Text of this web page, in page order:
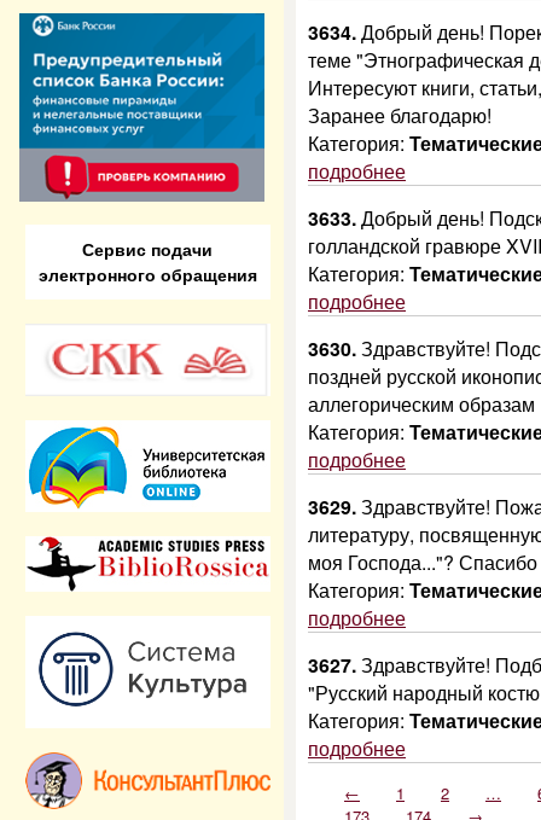
Сервис подачи
электронного обращения
3634.Добрый день!
теме "Этнографическая
Интересуют книги,
Заранее благодарю!
Категория:
подробнее
3633.Добрый день!
голландской гравюре
Категория:
подробнее
3630.Здравствуйте!
поздней русской
аллегорическим
Категория:
подробнее
3629.Здравствуйте!
литературу,
моя Господа..."?
Категория:
подробнее
3627.Здравствуйте!
"Русский народный
Категория:
подробнее
← 1 2 …